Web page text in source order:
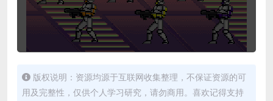
版权说明：资源均源于互联网收集整理，不保证资源的可
用及完整性，仅供个人学习研究，请勿商用。喜欢记得支持